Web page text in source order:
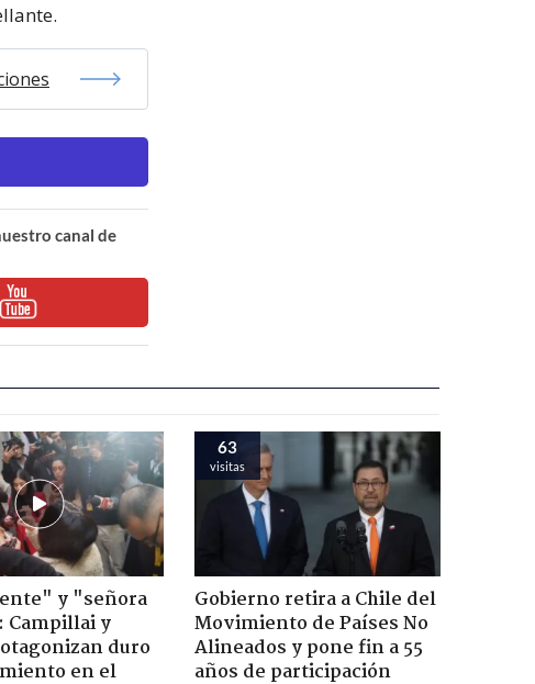
canal de
y "señora
Campillai y
duro
en el
63
visitas
Gobierno retira a Chile del
Movimiento de Países No
Alineados y pone fin a 55
años de participación